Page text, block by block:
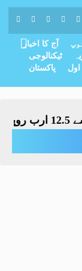
آج کا اخبار
ٹیکنالوجی
پاکستان